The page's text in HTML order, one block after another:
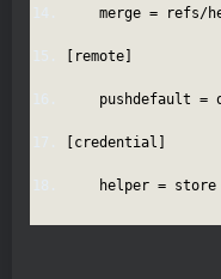
merge = refs/
[remote]
pushdefault =
[credential]
helper =